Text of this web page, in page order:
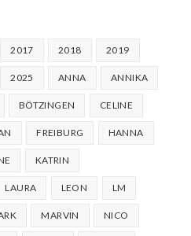
2017 2018 2019
2025 ANNA ANNIKA
BÖTZINGEN CELINE
FREIBURG HANNA
KATRIN
LAURA LEON LM
MARVIN NICO